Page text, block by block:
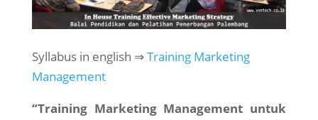
Syllabus in english ⇒Training Marketing
Management
“Training Marketing Management untuk